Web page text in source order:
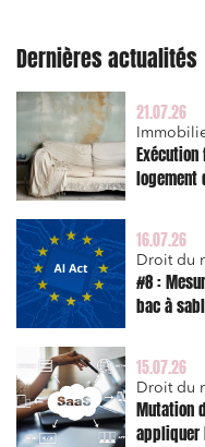
Dernières actualités
21.07.26
logement
16.07.26
Droit du
#8 :
bac à
15.07.26
Droit du
Mutation
appliquer